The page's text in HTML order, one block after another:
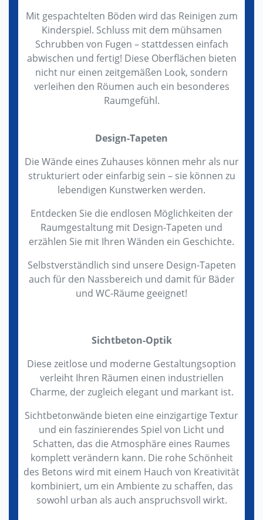
Mit gespachtelten Böden wird das Reinigen zum
Kinderspiel. Schluss mit dem mühsamen
Schrubben von Fugen – stattdessen einfach
abwischen und fertig! Diese Oberflächen bieten
nicht nur einen zeitgemäßen Look, sondern
verleihen den Röumen auch ein besonderes
Raumgefühl.
Design-Tapeten
Die Wände eines Zuhauses können mehr als nur
strukturiert oder einfarbig sein – sie können zu
lebendigen Kunstwerken werden.
Entdecken Sie die endlosen Möglichkeiten der
Raumgestaltung mit Design-Tapeten und
erzählen Sie mit Ihren Wänden ein Geschichte.
Selbstverständlich sind unsere Design-Tapeten
auch für den Nassbereich und damit für Bäder
und WC-Räume geeignet!
Sichtbeton-Optik
Diese zeitlose und moderne Gestaltungsoption
verleiht Ihren Räumen einen industriellen
Charme, der zugleich elegant und markant ist.
Sichtbetonwände bieten eine einzigartige Textur
und ein faszinierendes Spiel von Licht und
Schatten, das die Atmosphäre eines Raumes
komplett verändern kann. Die rohe Schönheit
des Betons wird mit einem Hauch von Kreativität
kombiniert, um ein Ambiente zu schaffen, das
sowohl urban als auch anspruchsvoll wirkt.